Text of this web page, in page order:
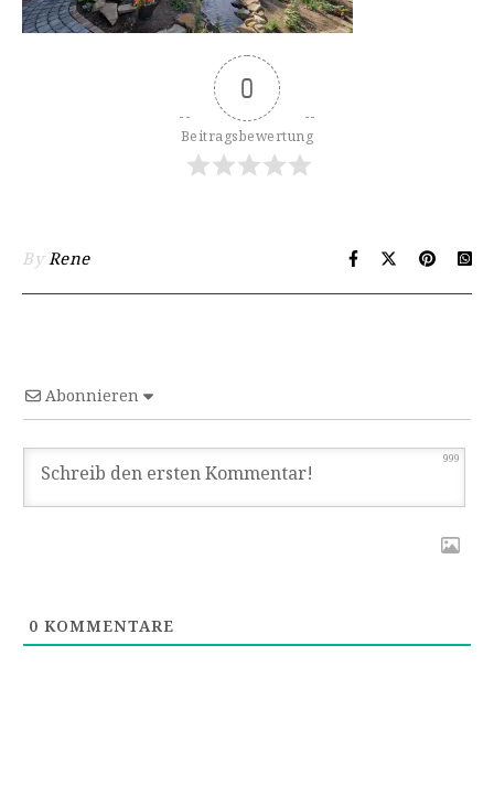
0
Beitragsbewertung
ByRene
Abonnieren
999
0 KOMMENTARE